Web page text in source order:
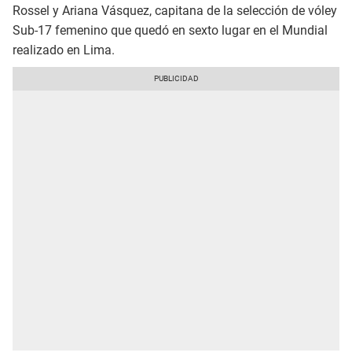
Rossel y Ariana Vásquez, capitana de la selección de vóley
Sub-17 femenino que quedó en sexto lugar en el Mundial
realizado en Lima.